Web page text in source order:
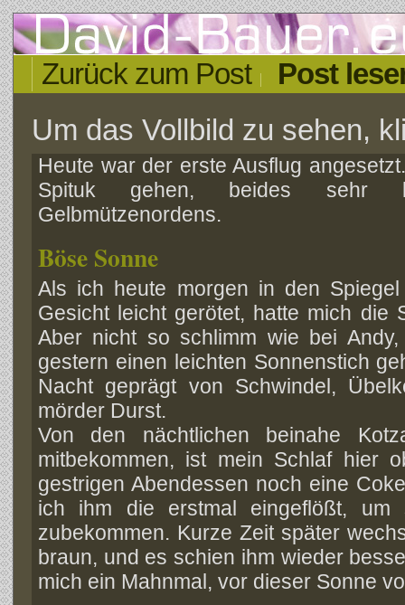
Zurück zum Post
Post
Um das Vollbild zu sehen,
Heute war der erste Ausflug
Spituk gehen, beides sehr
Gelbmützenordens.
Böse Sonne
Als ich heute morgen in den
Gesicht leicht gerötet, hatte mich die
Aber nicht so schlimm wie bei
gestern einen leichten Sonnenstich
Nacht geprägt von Schwindel,
mörder Durst.
Von den nächtlichen beinahe
mitbekommen, ist mein Schlaf hier
gestrigen Abendessen noch eine
ich ihm die erstmal eingeflößt, um
zubekommen. Kurze Zeit später
braun, und es schien ihm wieder
mich ein Mahnmal, vor dieser Sonne